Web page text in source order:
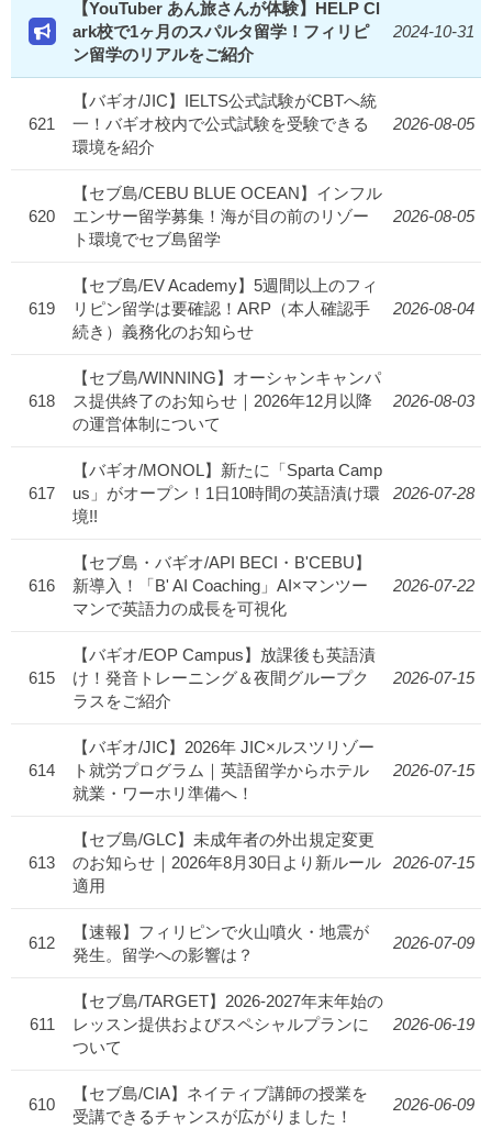
【YouTuber あん旅さんが体験】HELP Cl
ark校で1ヶ月のスパルタ留学！フィリピ
ン留学のリアルをご紹介
2024-10-31
621
【バギオ/JIC】IELTS公式試験がCBTへ統
一！バギオ校内で公式試験を受験できる
環境を紹介
2026-08-05
620
【セブ島/CEBU BLUE OCEAN】インフル
エンサー留学募集！海が目の前のリゾー
ト環境でセブ島留学
2026-08-05
619
【セブ島/EV Academy】5週間以上のフィ
リピン留学は要確認！ARP（本人確認手
続き）義務化のお知らせ
2026-08-04
618
【セブ島/WINNING】オーシャンキャンパ
ス提供終了のお知らせ｜2026年12月以降
の運営体制について
2026-08-03
617
【バギオ/MONOL】新たに「Sparta Camp
us」がオープン！1日10時間の英語漬け環
境!!
2026-07-28
616
【セブ島・バギオ/API BECI・B'CEBU】
新導入！「B' AI Coaching」AI×マンツー
マンで英語力の成長を可視化
2026-07-22
615
【バギオ/EOP Campus】放課後も英語漬
け！発音トレーニング＆夜間グループク
ラスをご紹介
2026-07-15
614
【バギオ/JIC】2026年 JIC×ルスツリゾー
ト就労プログラム｜英語留学からホテル
就業・ワーホリ準備へ！
2026-07-15
613
【セブ島/GLC】未成年者の外出規定変更
のお知らせ｜2026年8月30日より新ルール
適用
2026-07-15
612
【速報】フィリピンで火山噴火・地震が
発生。留学への影響は？
2026-07-09
611
【セブ島/TARGET】2026-2027年末年始の
レッスン提供およびスペシャルプランに
ついて
2026-06-19
610
【セブ島/CIA】ネイティブ講師の授業を
受講できるチャンスが広がりました！
2026-06-09